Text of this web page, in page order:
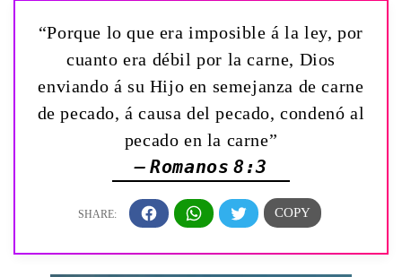
“Porque lo que era imposible á la ley, por
cuanto era débil por la carne, Dios
enviando á su Hijo en semejanza de carne
de pecado, á causa del pecado, condenó al
pecado en la carne”
— Romanos 8:3